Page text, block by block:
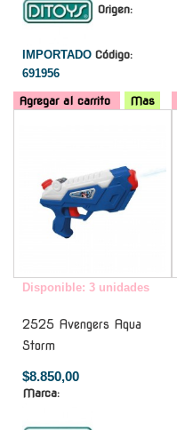
Origen:
IMPORTADO Código:
691956
Agregar al carrito Mas
Disponible: 3 unidades
2525 Avengers Aqua
Storm
$8.850,00
Marca: